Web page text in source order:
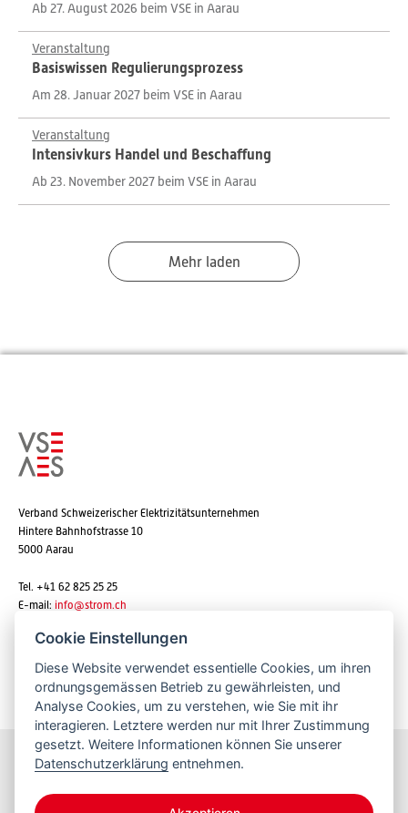
Ab 27. August 2026 beim VSE in Aarau
Veranstaltung
Basiswissen Regulierungsprozess
Am 28. Januar 2027 beim VSE in Aarau
Veranstaltung
Intensivkurs Handel und Beschaffung
Ab 23. November 2027 beim VSE in Aarau
Mehr laden
Verband Schweizerischer Elektrizitätsunternehmen
Hintere Bahnhofstrasse 10
5000 Aarau
Tel. +41 62 825 25 25
E-mail: info@strom.ch
Newsletter abonnieren
Bleiben Sie informiert
Cookie Einstellungen
Diese Website verwendet essentielle Cookies, um ihren
ordnungsgemässen Betrieb zu gewährleisten, und
Analyse Cookies, um zu verstehen, wie Sie mit ihr
interagieren. Letztere werden nur mit Ihrer Zustimmung
gesetzt. Weitere Informationen können Sie unserer
Datenschutzerklärung entnehmen.